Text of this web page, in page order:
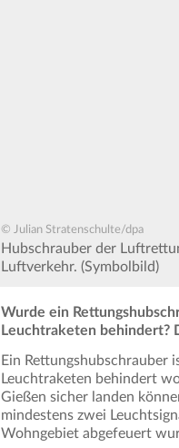
© Julian Stratenschulte/dpa
Hubschrauber der
Luftverkehr. (Symbolbild)
Wurde ein
Leuchtraketen behindert?
Ein Rettungshubschrauber
Leuchtraketen behindert
Gießen sicher landen
mindestens zwei
Wohngebiet abgefeuert